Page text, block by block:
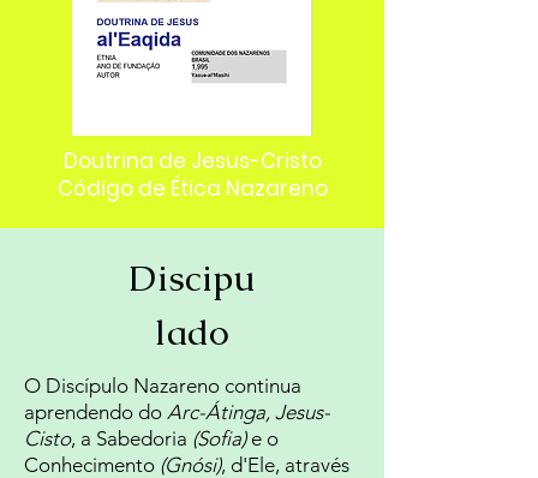
Doutrina de Jesus-Cristo
Código de Ética Nazareno
Discipu
lado
O Discípulo Nazareno continua
aprendendo do Arc-Átinga, Jesus-
Cisto, a Sabedoria (Sofia)e o
Conhecimento (Gnósi), d'Ele, através